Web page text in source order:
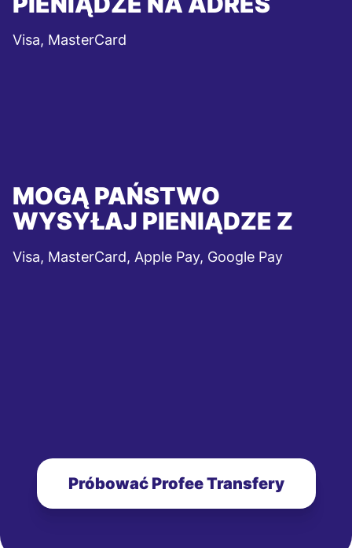
Visa, MasterCard
MOGĄ PAŃSTWO
WYSYŁAJ PIENIĄDZE Z
Visa, MasterCard, Apple Pay, Google Pay
Próbować Profee Transfery